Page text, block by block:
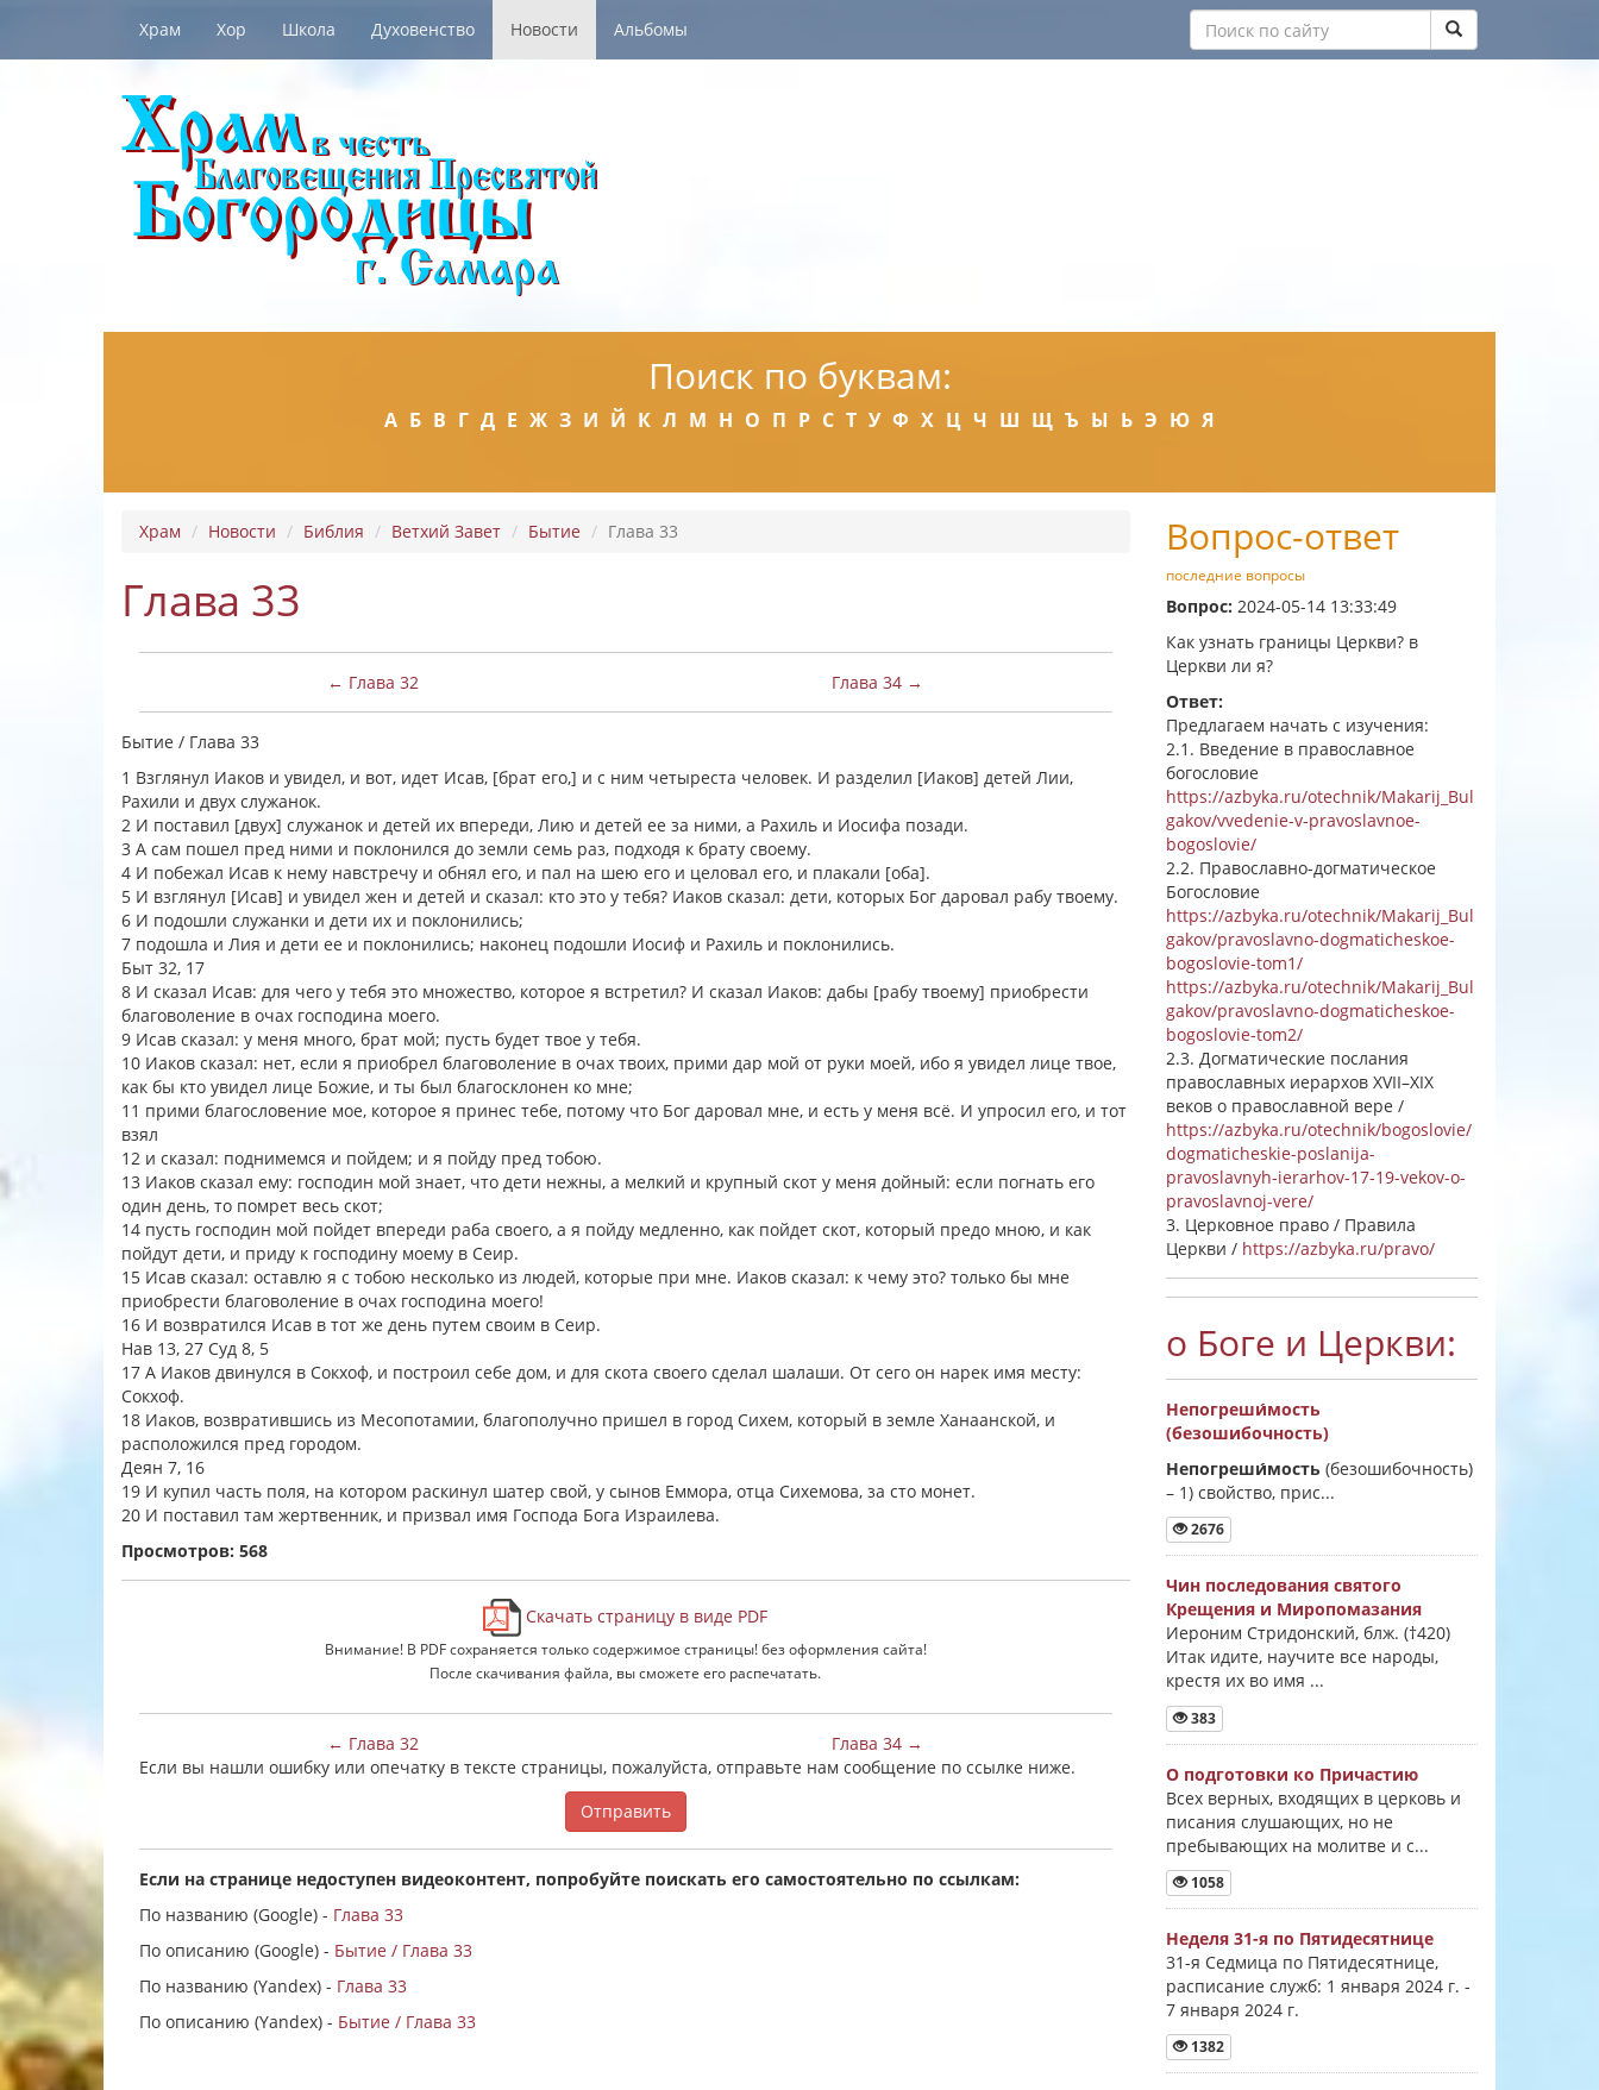
Храм Хор Школа Духовенство Новости Альбомы
Поиск по буквам:
А Б В Г Д Е Ж З И Й К Л М Н О П Р С Т У Ф Х Ц Ч Ш Щ Ъ Ы Ь Э Ю Я
Храм Новости Библия Ветхий Завет Бытие Глава 33
Глава 33
← Глава 32 Глава 34 →
Бытие / Глава 33
1 Взглянул Иаков и увидел, и вот, идет Исав, [брат его,] и с ним четыреста человек. И разделил [Иаков] детей Лии,
Рахили и двух служанок.
2 И поставил [двух] служанок и детей их впереди, Лию и детей ее за ними, а Рахиль и Иосифа позади.
3 А сам пошел пред ними и поклонился до земли семь раз, подходя к брату своему.
4 И побежал Исав к нему навстречу и обнял его, и пал на шею его и целовал его, и плакали [оба].
5 И взглянул [Исав] и увидел жен и детей и сказал: кто это у тебя? Иаков сказал: дети, которых Бог даровал рабу твоему.
6 И подошли служанки и дети их и поклонились;
7 подошла и Лия и дети ее и поклонились; наконец подошли Иосиф и Рахиль и поклонились.
Быт 32, 17
8 И сказал Исав: для чего у тебя это множество, которое я встретил? И сказал Иаков: дабы [рабу твоему] приобрести
благоволение в очах господина моего.
9 Исав сказал: у меня много, брат мой; пусть будет твое у тебя.
10 Иаков сказал: нет, если я приобрел благоволение в очах твоих, прими дар мой от руки моей, ибо я увидел лице твое,
как бы кто увидел лице Божие, и ты был благосклонен ко мне;
11 прими благословение мое, которое я принес тебе, потому что Бог даровал мне, и есть у меня всё. И упросил его, и тот
взял
12 и сказал: поднимемся и пойдем; и я пойду пред тобою.
13 Иаков сказал ему: господин мой знает, что дети нежны, а мелкий и крупный скот у меня дойный: если погнать его
один день, то помрет весь скот;
14 пусть господин мой пойдет впереди раба своего, а я пойду медленно, как пойдет скот, который предо мною, и как
пойдут дети, и приду к господину моему в Сеир.
15 Исав сказал: оставлю я с тобою несколько из людей, которые при мне. Иаков сказал: к чему это? только бы мне
приобрести благоволение в очах господина моего!
16 И возвратился Исав в тот же день путем своим в Сеир.
Нав 13, 27 Суд 8, 5
17 А Иаков двинулся в Сокхоф, и построил себе дом, и для скота своего сделал шалаши. От сего он нарек имя месту:
Сокхоф.
18 Иаков, возвратившись из Месопотамии, благополучно пришел в город Сихем, который в земле Ханаанской, и
расположился пред городом.
Деян 7, 16
19 И купил часть поля, на котором раскинул шатер свой, у сынов Еммора, отца Сихемова, за сто монет.
20 И поставил там жертвенник, и призвал имя Господа Бога Израилева.
Просмотров: 568
Скачать страницу в виде PDF
Внимание! В PDF сохраняется только содержимое страницы! без оформления сайта!
После скачивания файла, вы сможете его распечатать.
← Глава 32
Глава 34 →
Если вы нашли ошибку или опечатку в тексте страницы, пожалуйста, отправьте нам сообщение по ссылке ниже.
Отправить
Если на странице недоступен видеоконтент, попробуйте поискать его самостоятельно по ссылкам:
По названию (Google) - Глава 33
По описанию (Google) - Бытие / Глава 33
По названию (Yandex) - Глава 33
По описанию (Yandex) - Бытие / Глава 33
Вопрос-ответ
последние вопросы
Вопрос: 2024-05-14 13:33:49
Как узнать границы Церкви? в
Церкви ли я?
Ответ:
Предлагаем начать с изучения:
2.1. Введение в православное
богословие
https://azbyka.ru/otechnik/Makarij_Bul
gakov/vvedenie-v-pravoslavnoe-
bogoslovie/
2.2. Православно-догматическое
Богословие
https://azbyka.ru/otechnik/Makarij_Bul
gakov/pravoslavno-dogmaticheskoe-
bogoslovie-tom1/
https://azbyka.ru/otechnik/Makarij_Bul
gakov/pravoslavno-dogmaticheskoe-
bogoslovie-tom2/
2.3. Догматические послания
православных иерархов XVII–XIX
веков о православной вере /
https://azbyka.ru/otechnik/bogoslovie/
dogmaticheskie-poslanija-
pravoslavnyh-ierarhov-17-19-vekov-o-
pravoslavnoj-vere/
3. Церковное право / Правила
Церкви / https://azbyka.ru/pravo/
о Боге и Церкви:
Непогреши́мость
(безошибочность)
Непогреши́мость (безошибочность)
–1) свойство, прис...
2676
Чин последования святого
Крещения и Миропомазания
Иероним Стридонский, блж. (†420)
Итак идите, научите все народы,
крестя их во имя ...
383
О подготовки ко Причастию
Всех верных, входящих в церковь и
писания слушающих, но не
пребывающих на молитве и с...
1058
Неделя 31-я по Пятидесятнице
31-я Седмица по Пятидесятнице,
расписание служб: 1 января 2024 г. -
7 января 2024 г.
1382